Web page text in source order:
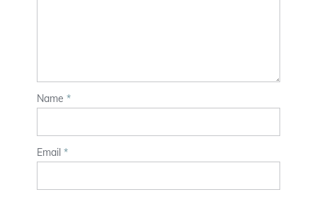
Name *
Email *